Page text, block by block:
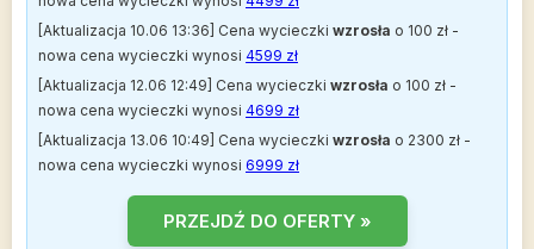
[Aktualizacja 10.06 13:36] Cena wycieczki wzrosła o 100 zł -
nowa cena wycieczki wynosi 4599 zł
[Aktualizacja 12.06 12:49] Cena wycieczki wzrosła o 100 zł -
nowa cena wycieczki wynosi 4699 zł
[Aktualizacja 13.06 10:49] Cena wycieczki wzrosła o 2300 zł -
nowa cena wycieczki wynosi 6999 zł
PRZEJDŹ DO OFERTY »